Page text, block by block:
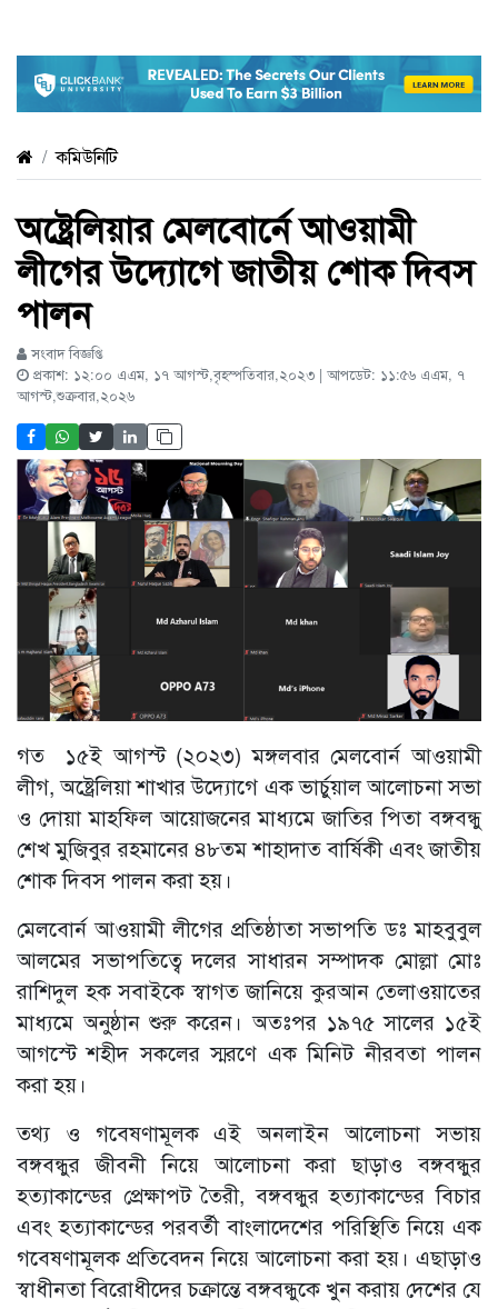
কমিউনিটি
অষ্ট্রেলিয়ার মেলবোর্নে আওয়ামী
লীগের উদ্যোগে জাতীয় শোক দিবস
পালন
সংবাদ বিজ্ঞপ্তি
প্রকাশ: ১২:০০ এএম, ১৭ আগস্ট,বৃহস্পতিবার,২০২৩ | আপডেট: ১১:৫৬ এএম, ৭
আগস্ট,শুক্রবার,২০২৬
গত ১৫ই আগস্ট (২০২৩) মঙ্গলবার মেলবোর্ন আওয়ামী
লীগ, অষ্ট্রেলিয়া শাখার উদ্যোগে এক ভার্চুয়াল আলোচনা সভা
ও দোয়া মাহফিল আয়োজনের মাধ্যমে জাতির পিতা বঙ্গবন্ধু
শেখ মুজিবুর রহমানের ৪৮তম শাহাদাত বার্ষিকী এবং জাতীয়
শোক দিবস পালন করা হয়।
মেলবোর্ন আওয়ামী লীগের প্রতিষ্ঠাতা সভাপতি ডঃ মাহবুবুল
আলমের সভাপতিত্বে দলের সাধারন সম্পাদক মোল্লা মোঃ
রাশিদুল হক সবাইকে স্বাগত জানিয়ে কুরআন তেলাওয়াতের
মাধ্যমে অনুষ্ঠান শুরু করেন। অতঃপর ১৯৭৫ সালের ১৫ই
আগস্টে শহীদ সকলের স্মরণে এক মিনিট নীরবতা পালন
করা হয়।
তথ্য ও গবেষণামূলক এই অনলাইন আলোচনা সভায়
বঙ্গবন্ধুর জীবনী নিয়ে আলোচনা করা ছাড়াও বঙ্গবন্ধুর
হত্যাকান্ডের প্রেক্ষাপট তৈরী, বঙ্গবন্ধুর হত্যাকান্ডের বিচার
এবং হত্যাকান্ডের পরবর্তী বাংলাদেশের পরিস্থিতি নিয়ে এক
গবেষণামূলক প্রতিবেদন নিয়ে আলোচনা করা হয়। এছাড়াও
স্বাধীনতা বিরোধীদের চক্রান্তে বঙ্গবন্ধুকে খুন করায় দেশের যে